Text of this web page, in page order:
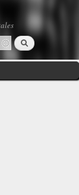
Search